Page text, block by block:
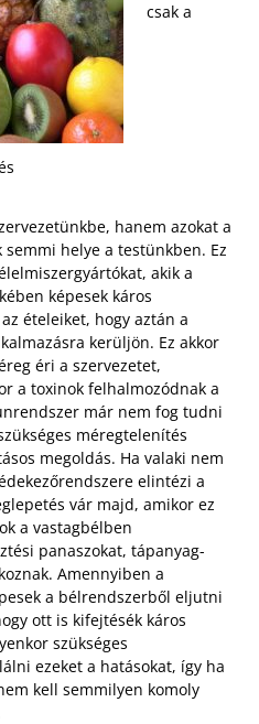
csak a
hanem azokat a
helye a testünkben. Ez
akik a
képesek káros
ételeiket, hogy aztán a
kerüljön. Ez akkor
éri a szervezetet,
a toxinok felhalmozódnak a
már nem fog tudni
méregtelenítés
megoldás. Ha valaki nem
elintézi a
vár majd, amikor ez
a vastagbélben
panaszokat, tápanyag-
Amennyiben a
a bélrendszerből eljutni
ott is kifejtésék káros
szükséges
ezeket a hatásokat, így ha
kell semmilyen komoly